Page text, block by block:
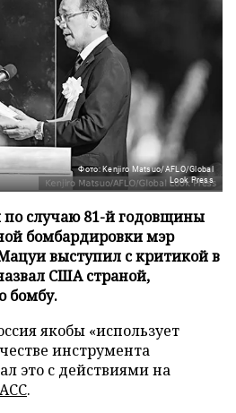
Фото: Kenjiro Matsuo/AFLO/Global
Look Press
случаю 81-й годовщины
бомбардировки мэр
выступил с критикой в
США страной,
бомбу.
якобы «использует
инструмента
это с действиями на
.